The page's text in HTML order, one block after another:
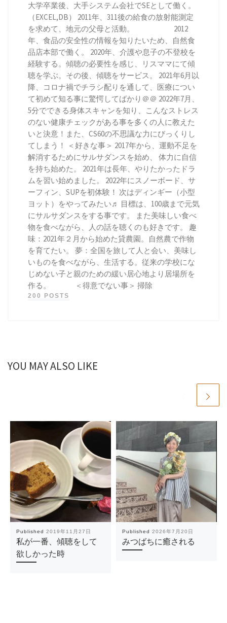
大学卒業後、大手システム会社でSEとして働く。
（EXCEL,DB） 2011年、311後の給食の放射能測定
を求めて、地元の父母と活動。 2012
年、食品の安全性の情報を知りたいため、自然食
品店本部で働く。 2020年、介護や息子の不登校を
経験する。傾聴の必要性を感じ、リスママにて傾
聴を学ぶ。その後、傾聴をサービス。 2021年6月以
降、コロナ禍でチラシ配りを通して、医療につい
て初めて知る事に驚愕してばかり＠＠ 2022年7月、
5分でできる身体スキャンを知り、こんなストレス
のない健康チェックがある事を多くの人に教えた
いと決意！また、CS60の不思議な力にびっくりし
てしまう！ ＜好きな事＞ 2017年から、運動不足を
解消するためにサルサダンスを始め、 体力に自信
を持ち始めた。 2021年は長年、やりたかったドラ
ムを習い始めました。 2022年にスノーボード、サ
ーフィン、SUPを初体験！ 次はディンギー（小型
ヨット）をやってみたい♬ 目標は、100歳まで元気
にサルサダンスをする事です。 また美味しい食べ
物を食べながら、人の話を聴くのも好きです。 趣
味：2021年２月から始めた貸農園。自然農で作物
を育てたい。 夢：全国を旅して人と会い、美味し
いものを食べながら、生活する。従来の学校にな
じめない子と親のための緩い居心地より居場所を
作る。 ＜得意でない事＞ 掃除
200 POSTS
YOU MAY ALSO LIKE
Published 2019年11月27日
私が一番、傾聴をして
欲しかった時
Published 2026年7月20日
みつばちに癒される